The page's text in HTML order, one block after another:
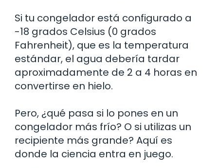
Si tu congelador está configurado a
-18 grados Celsius (0 grados
Fahrenheit), que es la temperatura
estándar, el agua debería tardar
aproximadamente de 2 a 4 horas en
convertirse en hielo.
Pero, ¿qué pasa si lo pones en un
congelador más frío? O si utilizas un
recipiente más grande? Aquí es
donde la ciencia entra en juego.